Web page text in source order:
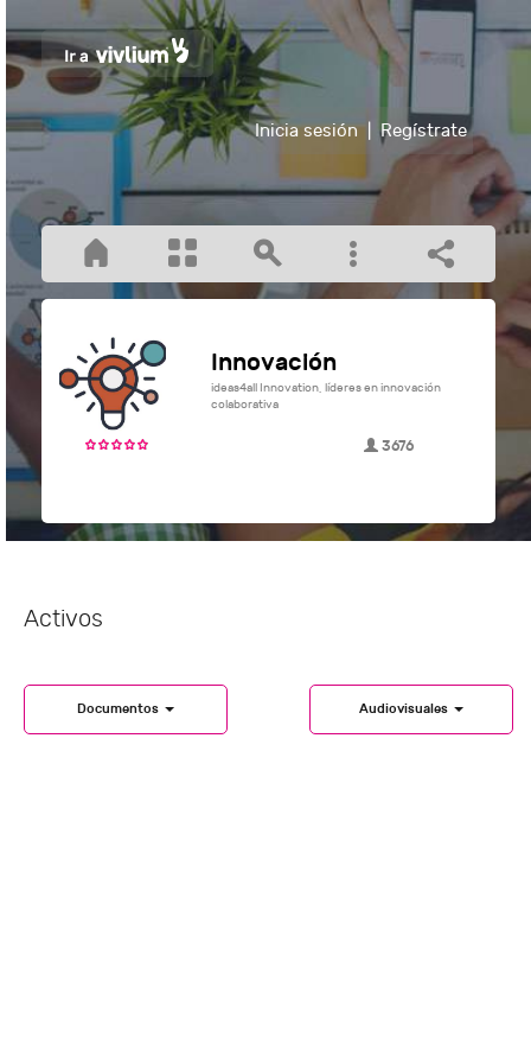
Inicia sesión Regístrate
Innovación
ideas4all Innovation, líderes en innovación
colaborativa
3676
Activos
Documentos Audiovisuales